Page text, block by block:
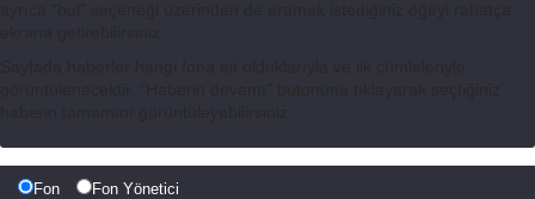
Fon Fon Yönetici